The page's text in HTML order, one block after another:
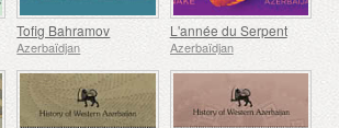
Tofig Bahramov
Azerbaïdjan
L'année du Serpent
Azerbaïdjan